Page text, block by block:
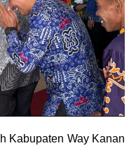
Kabupaten Way Kanan